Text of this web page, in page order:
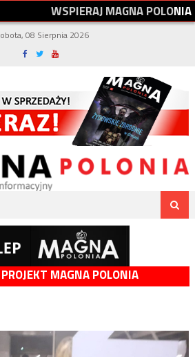
WSPIERAJMAGNAPOLONIA
08 Sierpnia 2026
MAGNA POLONIA